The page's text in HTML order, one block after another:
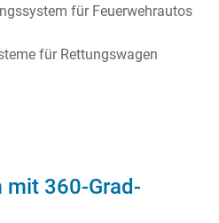
für Feuerwehrautos
für Rettungswagen
360-Grad-